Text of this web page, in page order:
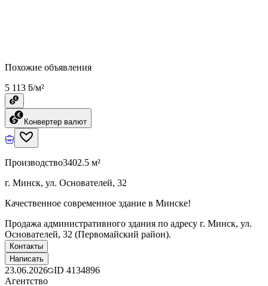
Похожие объявления
5 113 ƃ/м²
Конвертер валют
Производство3402.5 м²
г. Минск, ул. Основателей, 32
Качественное современное здание в Минске!
Продажа административного здания по адресу г. Минск, ул.
Основателей, 32 (Первомайский район).
Контакты
Написать
23.06.2026 ID 4134896
Агентство